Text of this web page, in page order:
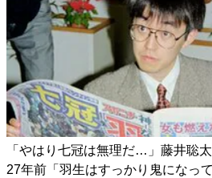
「やはり七冠は無理だ…」藤井聡
27年前「羽生はすっかり鬼になっ